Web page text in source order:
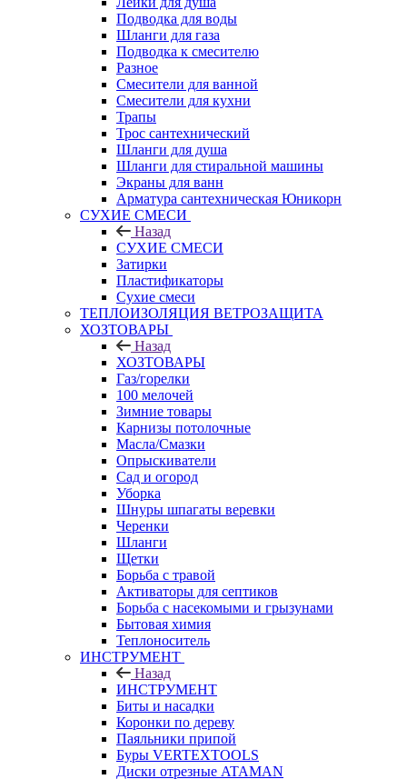
Подводка для воды
Шланги для газа
Подводка к смесителю
Разное
Смесители для ванной
Смесители для кухни
Трапы
Трос сантехнический
Шланги для душа
Шланги для стиральной машины
Экраны для ванн
Арматура сантехническая Юникорн
СУХИЕ СМЕСИ
Назад
СУХИЕ СМЕСИ
Затирки
Пластификаторы
Сухие смеси
ТЕПЛОИЗОЛЯЦИЯ ВЕТРОЗАЩИТА
ХОЗТОВАРЫ
Назад
ХОЗТОВАРЫ
Газ/горелки
100 мелочей
Зимние товары
Карнизы потолочные
Масла/Смазки
Опрыскиватели
Сад и огород
Уборка
Шнуры шпагаты веревки
Черенки
Шланги
Щетки
Борьба с травой
Активаторы для септиков
Борьба с насекомыми и грызунами
Бытовая химия
Теплоноситель
ИНСТРУМЕНТ
Назад
ИНСТРУМЕНТ
Биты и насадки
Коронки по дереву
Паяльники припой
Буры VERTEXTOOLS
Диски отрезные ATAMAN